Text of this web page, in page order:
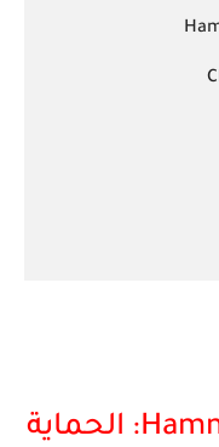
1_ تطبيق Hammer Security: الحماية